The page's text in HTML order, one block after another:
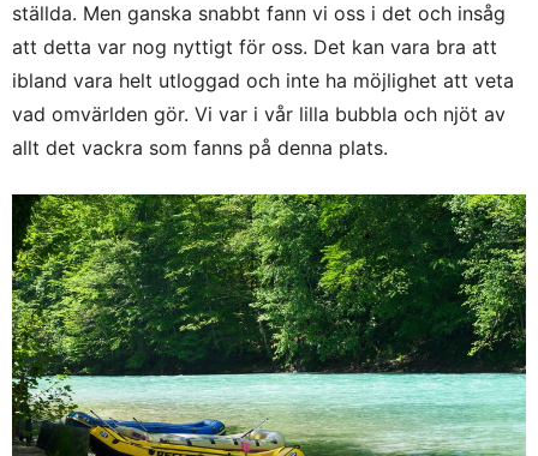
ställda. Men ganska snabbt fann vi oss i det och insåg
att detta var nog nyttigt för oss. Det kan vara bra att
ibland vara helt utloggad och inte ha möjlighet att veta
vad omvärlden gör. Vi var i vår lilla bubbla och njöt av
allt det vackra som fanns på denna plats.